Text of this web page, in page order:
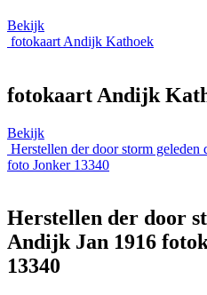
Bekijk
fotokaart Andijk Kathoek
fotokaart Andijk
Bekijk
Herstellen der door storm
foto Jonker 13340
Herstellen der door
Andijk Jan 1916
13340